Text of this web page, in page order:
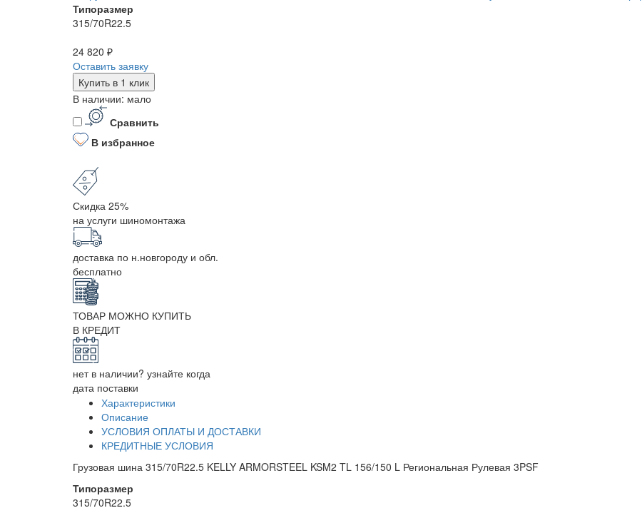
Типоразмер
315/70R22.5
24 820 ₽
Оставить заявку
Купить в 1 клик
В наличии: мало
Сравнить
В избранное
Скидка 25%
на услуги шиномонтажа
доставка по н.новгороду и обл.
бесплатно
ТОВАР МОЖНО КУПИТЬ
В КРЕДИТ
нет в наличии? узнайте когда
дата поставки
Характеристики
Описание
УСЛОВИЯ ОПЛАТЫ И ДОСТАВКИ
КРЕДИТНЫЕ УСЛОВИЯ
Грузовая шина 315/70R22.5 KELLY ARMORSTEEL KSM2 TL 156/150 L Региональная Рулевая 3PSF
Типоразмер
315/70R22.5